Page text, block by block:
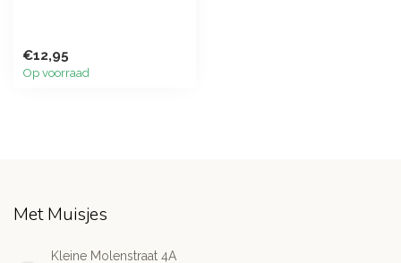
€12,95
Op voorraad
Met Muisjes
Kleine Molenstraat 4A